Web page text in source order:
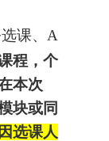
课、 A
程，个
本次
块或同
选课人